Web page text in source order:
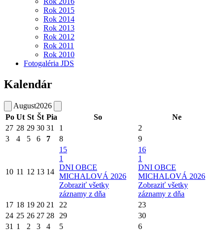
Rok 2015
Rok 2014
Rok 2013
Rok 2012
Rok 2011
Rok 2010
Fotogaléria JDS
Kalendár
August2026
Po Ut St Št Pia So
Ne
27 28 29 30 31 1
2
3
4 5 6 7 8 9
10 11 12 13 14
15
1
DNI OBCE
MICHALOVÁ 2026
Zobraziť všetky
záznamy z dňa
16
1
DNI OBCE
MICHALOVÁ 2026
Zobraziť všetky
záznamy z dňa
17 18 19 20 21 22
23
24 25 26 27 28 29
30
31 1 2 3 4 5 6